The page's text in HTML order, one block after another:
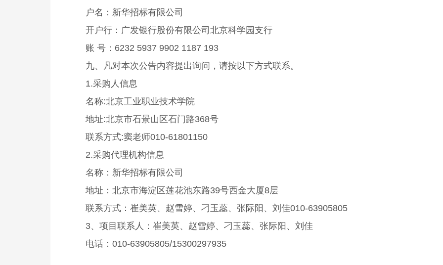
户名：新华招标有限公司
开户行：广发银行股份有限公司北京科学园支行
账 号：6232 5937 9902 1187 193
九、凡对本次公告内容提出询问，请按以下方式联系。
1.采购人信息
名称:北京工业职业技术学院
地址:北京市石景山区石门路368号
联系方式:窦老师010-61801150
2.采购代理机构信息
名称：新华招标有限公司
地址：北京市海淀区莲花池东路39号西金大厦8层
联系方式：崔美英、赵雪婷、刁玉蕊、张际阳、刘佳010-63905805
3、项目联系人：崔美英、赵雪婷、刁玉蕊、张际阳、刘佳
电话：010-63905805/15300297935